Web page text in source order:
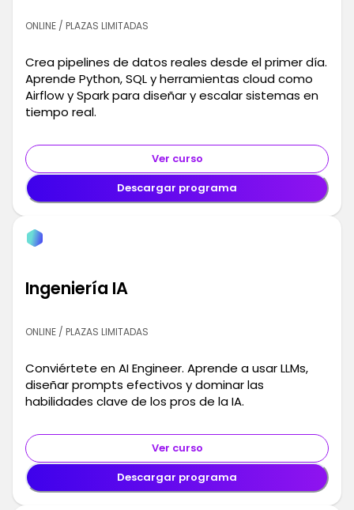
ONLINE / PLAZAS LIMITADAS
Crea pipelines de datos reales desde el primer día.
Aprende Python, SQL y herramientas cloud como
Airflow y Spark para diseñar y escalar sistemas en
tiempo real.
Ver curso
Descargar programa
Ingeniería IA
ONLINE / PLAZAS LIMITADAS
Conviértete en AI Engineer. Aprende a usar LLMs,
diseñar prompts efectivos y dominar las
habilidades clave de los pros de la IA.
Ver curso
Descargar programa